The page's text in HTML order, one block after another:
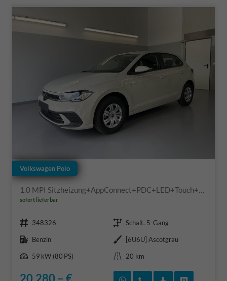
Volkswagen Polo
1.0 MPI Sitzheizung+AppConnect+PDC+LED+Touch+Lichtsensor+MultiLenkrad
sofort lieferbar
Fahrzeugnr. 348326 Getriebe Schalt. 5-Gang
Kraftstoff Benzin Außenfarbe
[6U6U] Ascotgrau
Leistung
59 kW (80 PS) Kilometerstand 20 km
20.280,– €